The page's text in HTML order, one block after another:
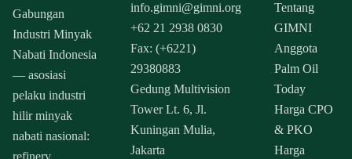
Gabungan
Industri Minyak
Nabati Indonesia
— asosiasi
pelaku industri
hilir minyak
nabati nasional:
info.gimni@gimni.org
+62 21 2938 0830
Fax: (+6221)
29380883
Gedung Multivision
Tower Lt. 6, Jl.
Kuningan Mulia,
Jakarta
Tentang
GIMNI
Anggota
Palm Oil
Today
Harga CPO
& PKO
Harga